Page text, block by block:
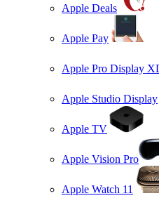
Apple Deals
Apple Pay
Apple Pro Display
Apple Studio Display
Apple TV
Apple Vision Pro
Apple Watch 11